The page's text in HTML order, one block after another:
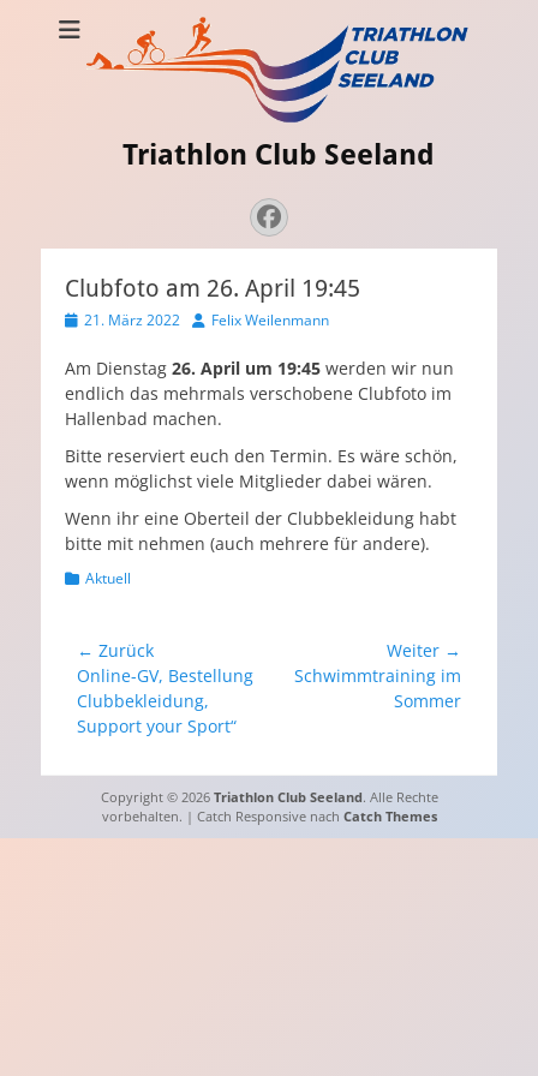
Triathlon Club Seeland
Facebook
Clubfoto am 26. April 19:45
Veröffentlicht
21. März 2022 AutorFelix Weilenmann
Am Dienstag 26. April um 19:45 werden wir nun
endlich das mehrmals verschobene Clubfoto im
Hallenbad machen.
Bitte reserviert euch den Termin. Es wäre schön,
wenn möglichst viele Mitglieder dabei wären.
Wenn ihr eine Oberteil der Clubbekleidung habt
bitte mit nehmen (auch mehrere für andere).
Kategorien
Aktuell
Beitragsnavigation
← Zurück
Vorheriger
Beitrag:
Online-GV, Bestellung
Clubbekleidung,
Support your Sport“
Weiter →
Nächster
Schwimmtraining im
Sommer
Copyright © 2026 Triathlon Club Seeland. Alle Rechte
vorbehalten. | Catch Responsive nach Catch Themes